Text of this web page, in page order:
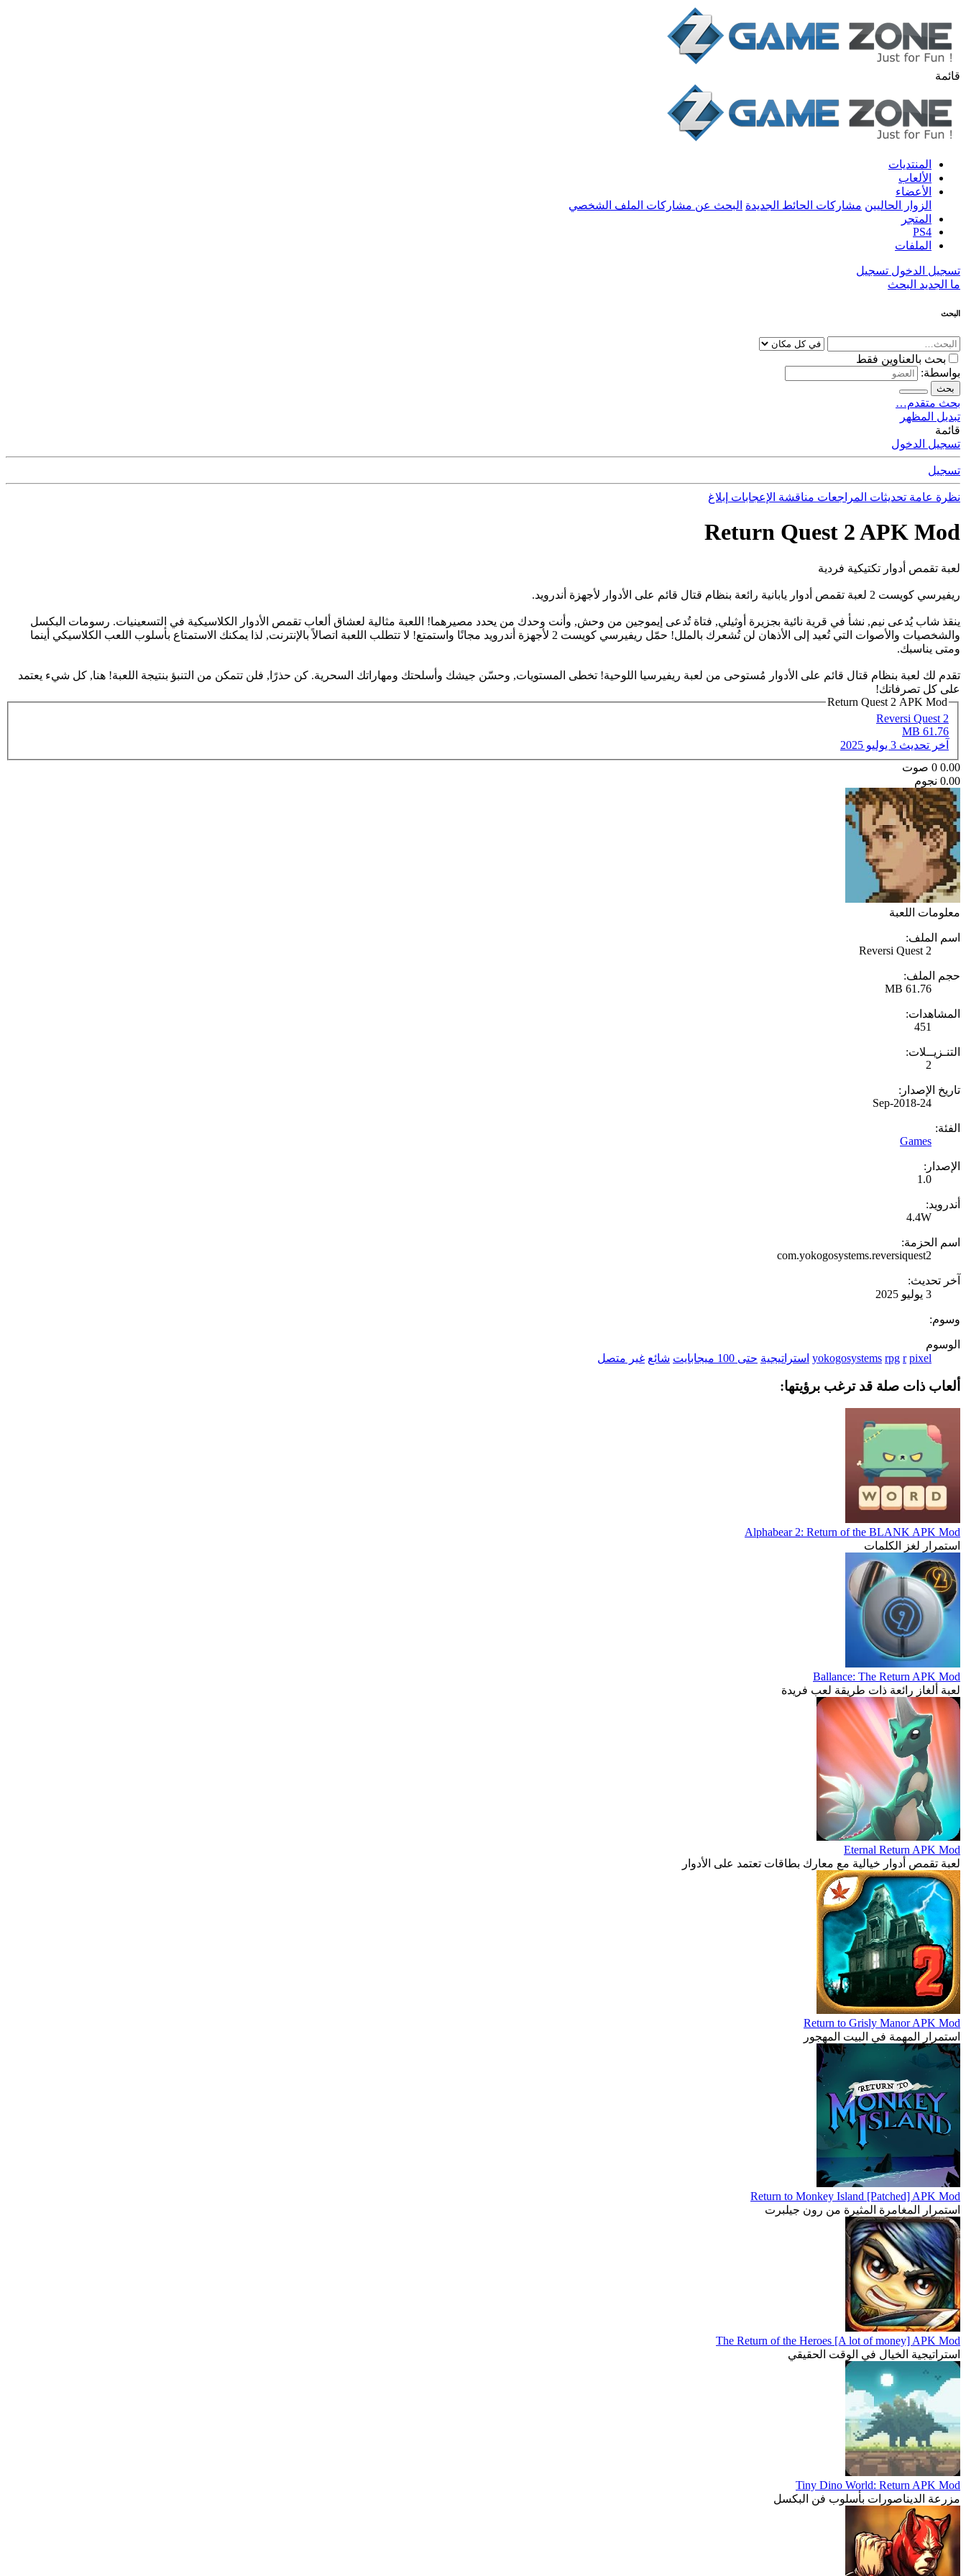
قائمة
المنتديات
الألعاب
الأعضاء
الزوار الحاليين مشاركات الحائط الجديدة البحث عن مشاركات الملف الشخصي
المتجر
PS4
الملفات
تسجيل الدخول تسجيل
ما الجديد البحث
البحث
بحث بالعناوين فقط
بواسطة:
بحث
بحث متقدم…
تبديل المظهر
قائمة
تسجيل الدخول
تسجيل
نظرة عامة تحديثات المراجعات مناقشة الإعجابات إبلاغ
Return Quest 2 APK Mod
لعبة تقمص أدوار تكتيكية فردية
ريفيرسي كويست 2 لعبة تقمص أدوار يابانية رائعة بنظام قتال قائم على الأدوار لأجهزة أندرويد.
ينقذ شاب يُدعى نيم, نشأ في قرية نائية بجزيرة أوثيلي, فتاة تُدعى إيموجين من وحش, وأنت وحدك من يحدد مصيرهما! اللعبة مثالية لعشاق ألعاب تقمص الأدوار الكلاسيكية في التسعينيات. رسومات البكسل
والشخصيات والأصوات التي تُعيد إلى الأذهان لن تُشعرك بالملل! حمّل ريفيرسي كويست 2 لأجهزة أندرويد مجانًا واستمتع! لا تتطلب اللعبة اتصالاً بالإنترنت, لذا يمكنك الاستمتاع بأسلوب اللعب الكلاسيكي أينما
ومتى يناسبك.
تقدم لك لعبة بنظام قتال قائم على الأدوار مُستوحى من لعبة ريفيرسيا اللوحية! تخطى المستويات, وحسّن جيشك وأسلحتك ومهاراتك السحرية. كن حذرًا, فلن تتمكن من التنبؤ بنتيجة اللعبة! هنا, كل شيء يعتمد
على كل تصرفاتك!
Return Quest 2 APK Mod
Reversi Quest 2
61.76 MB
آخر تحديث 3 يوليو 2025
0.00
0 صوت
0.00 نجوم
معلومات اللعبة
اسم الملف:
Reversi Quest 2
حجم الملف:
61.76 MB
المشاهدات:
451
التنـزيــلات:
2
تاريخ الإصدار:
24-Sep-2018
الفئة:
Games
الإصدار:
1.0
أندرويد:
4.4W
اسم الحزمة:
com.yokogosystems.reversiquest2
آخر تحديث:
3 يوليو 2025
وسوم:
الوسوم
pixel
r
rpg
yokogosystems استراتيجية حتى 100 ميجابايت شائع غير متصل
ألعاب ذات صلة قد ترغب برؤيتها:
Alphabear 2: Return of the BLANK APK Mod
استمرار لغز الكلمات
Ballance: The Return APK Mod
لعبة ألغاز رائعة ذات طريقة لعب فريدة
Eternal Return APK Mod
لعبة تقمص أدوار خيالية مع معارك بطاقات تعتمد على الأدوار
Return to Grisly Manor APK Mod
استمرار المهمة في البيت المهجور
Return to Monkey Island [Patched] APK Mod
استمرار المغامرة المثيرة من رون جيلبرت
The Return of the Heroes [A lot of money] APK Mod
استراتيجية الخيال في الوقت الحقيقي
Tiny Dino World: Return APK Mod
مزرعة الديناصورات بأسلوب فن البكسل